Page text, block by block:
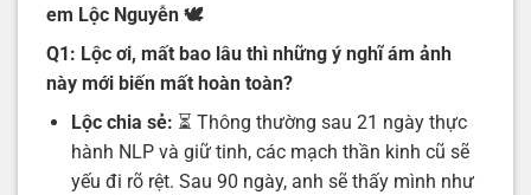
em Lộc Nguyễn 🕊️
Q1: Lộc ơi, mất bao lâu thì những ý nghĩ ám ảnh
này mới biến mất hoàn toàn?
Lộc chia sẻ: ⏳ Thông thường sau 21 ngày thực
hành NLP và giữ tinh, các mạch thần kinh cũ sẽ
yếu đi rõ rệt. Sau 90 ngày, anh sẽ thấy mình như